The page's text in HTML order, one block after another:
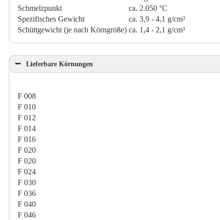
Schmelzpunkt
ca. 2.050 °C
Spezifisches Gewicht
ca. 3,9 - 4,1 g/cm³
Schüttgewicht (je nach Körngröße) ca. 1,4 - 2,1 g/cm³
Lieferbare Körnungen
F 008
F 010
F 012
F 014
F 016
F 020
F 020
F 024
F 030
F 036
F 040
F 046